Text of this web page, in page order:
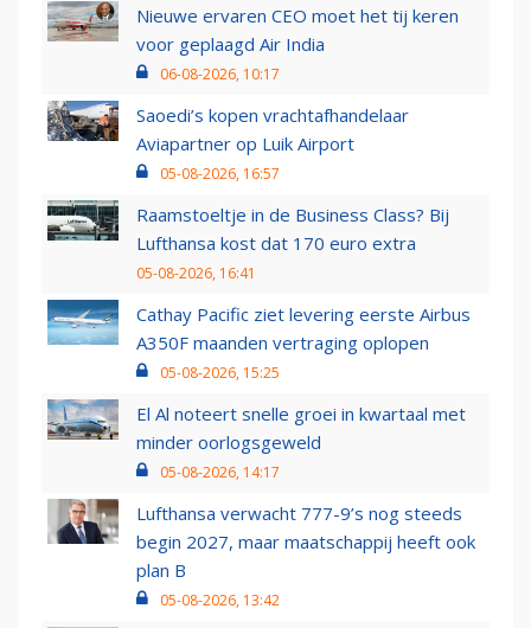
Nieuwe ervaren CEO moet het tij keren
voor geplaagd Air India
06-08-2026, 10:17
Saoedi’s kopen vrachtafhandelaar
Aviapartner op Luik Airport
05-08-2026, 16:57
Raamstoeltje in de Business Class? Bij
Lufthansa kost dat 170 euro extra
05-08-2026, 16:41
Cathay Pacific ziet levering eerste Airbus
A350F maanden vertraging oplopen
05-08-2026, 15:25
El Al noteert snelle groei in kwartaal met
minder oorlogsgeweld
05-08-2026, 14:17
Lufthansa verwacht 777-9’s nog steeds
begin 2027, maar maatschappij heeft ook
plan B
05-08-2026, 13:42